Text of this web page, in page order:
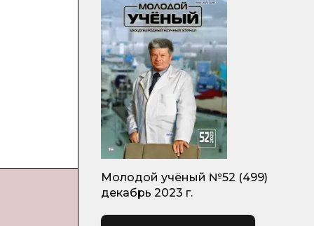
Молодой учёный №52 (499)
декабрь 2023 г.